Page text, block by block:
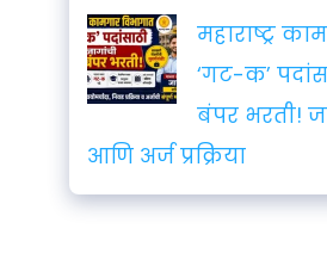
महाराष्ट्र
‘गट-क’
बंपर भरती!
आणि अर्ज प्रक्रिया